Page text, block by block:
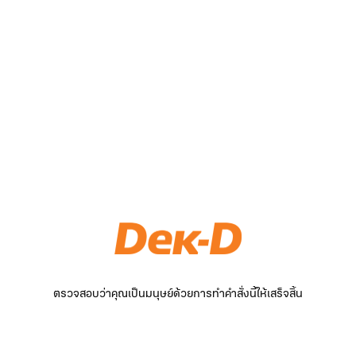
ตรวจสอบว่าคุณเป็นมนุษย์ด้วยการทำคำสั่งนี้ให้เสร็จสิ้น